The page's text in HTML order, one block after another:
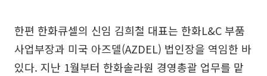
한편 한화큐셀의 신임 김희철 대표는 한화L&C 부품
사업부장과 미국 아즈델(AZDEL) 법인장을 역임한 바
있다. 지난 1월부터 한화솔라원 경영총괄 업무를 맡